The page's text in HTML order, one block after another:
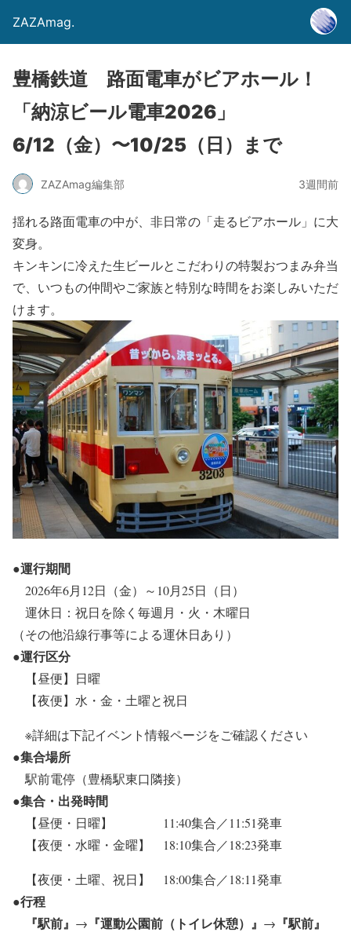
ZAZAmag.
豊橋鉄道 路面電車がビアホール！
「納涼ビール電車2026」
6/12（金）〜10/25（日）まで
ZAZAmag編集部 3週間前
揺れる路面電車の中が、非日常の「走るビアホール」に大
変身。
キンキンに冷えた生ビールとこだわりの特製おつまみ弁当
で、いつもの仲間やご家族と特別な時間をお楽しみいただ
けます。
●運行期間
2026年6月12日（金）～10月25日（日）
運休日：祝日を除く毎週月・火・木曜日
（その他沿線行事等による運休日あり）
●運行区分
【昼便】日曜
【夜便】水・金・土曜と祝日
※詳細は下記イベント情報ページをご確認ください
●集合場所
駅前電停（豊橋駅東口隣接）
●集合・出発時間
【昼便・日曜】 11:40集合／11:51発車
【夜便 ・ 水曜・金曜】 18:10集合／18:23発車
【夜便 ・ 土曜、祝日】 18:00集合／18:11発車
●行程
『駅前』 → 『運動公園前（トイレ休憩）』 → 『駅前』